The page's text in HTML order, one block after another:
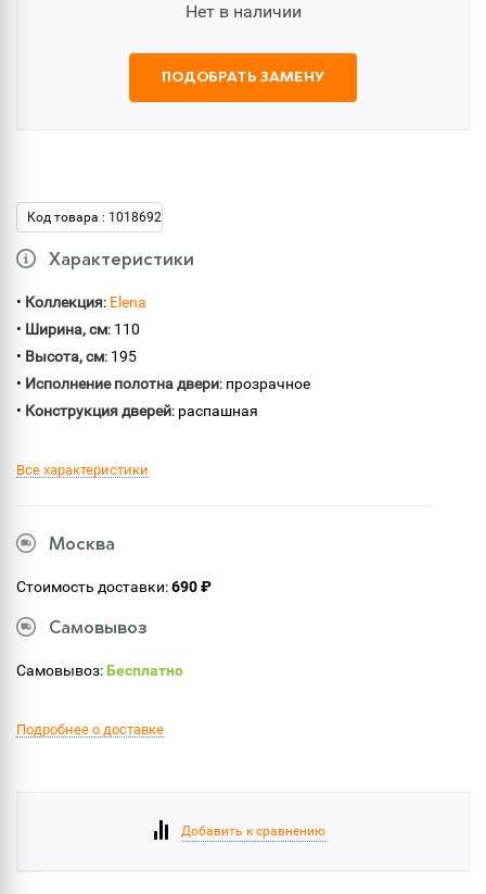
Нет в наличии
ПОДОБРАТЬ ЗАМЕНУ
Код товара : 1018692
Характеристики
• Коллекция: Elena
• Ширина, см: 110
• Высота, см: 195
• Исполнение полотна двери: прозрачное
• Конструкция дверей: распашная
Все характеристики
Москва
Стоимость доставки:690 ₽
Самовывоз
Самовывоз:Бесплатно
Подробнее о доставке
Добавить к сравнению